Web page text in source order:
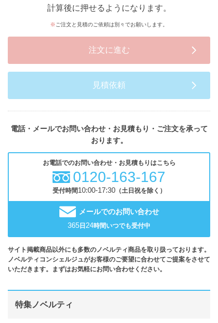
計算後に押せるようになります。
ご注文と見積のご依頼は別々でお願いします。
注文に進む
見積依頼
電話・メールでお問い合わせ・お見積もり・ご注文を承って
おります。
お電話でのお問い合わせ・お見積もりはこちら
0120-163-167
受付時間10:00-17:30（土日祝を除く）
メールでのお問い合わせ
365日24時間いつでも受付中
サイト掲載商品以外にも多数のノベルティ商品を取り扱っております。
ノベルティコンシェルジュがお客様のご要望に合わせてご提案をさせて
いただきます。まずはお気軽にお問い合わせください。
特集ノベルティ